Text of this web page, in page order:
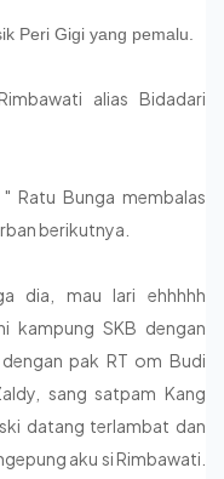
Peri Gigi yang pemalu.
alias Bidadari
Ratu Bunga membalas
berikutnya.
dia, mau lari ehhhhh
kampung SKB dengan
pak RT om Budi
sang satpam Kang
datang terlambat dan
aku si Rimbawati.